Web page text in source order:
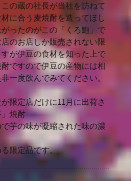
の蔵の社長が当社を訪ねて
に合う麦焼酎を造ってほし
ったのがこの「くろ鮑」で
のお店しか販売されない限
が伊豆の食材を知った上で
ですので伊豆の産物には相
一度飲んでみてください。
限定店だけに11月に出荷さ
焼酎
芋の味が凝縮された味の濃
限定品です。